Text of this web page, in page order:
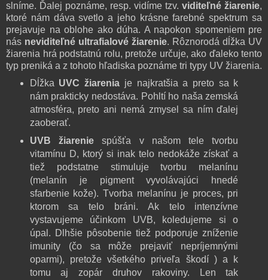
slníme. Ďalej poznáme, resp. vidíme tzv. viditeľné žiarenie,
ktoré nám dáva svetlo a jeho krásne farebné spektrum sa
prejavuje na oblohe ako dúha. A napokon spomeniem pre
nás neviditeľné ultrafialové žiarenie. Rôznorodá dĺžka UV
žiarenia hrá podstatnú rolu, pretože určuje, ako ďaleko tento
typ preniká a z tohoto hľadiska poznáme tri typy UV žiarenia.
Dĺžka UVC žiarenia je najkratšia a preto sa k
nám prakticky nedostáva. Pohltí ho naša zemská
atmosféra, preto ani nemá zmysel sa ním ďalej
zaoberať.
UVB žiareniespúšťa v našom tele tvorbu
vitamínu D, ktorý si inak telo nedokáže získať a
tiež podstatne stimuluje tvorbu melanínu
(melanín je pigment vyvolávajúci hnedé
sfarbenie kože). Tvorba melanínu je proces, pri
ktorom sa telo bráni. Ak telo intenzívne
vystavujeme účinkom UVB, koledujeme si o
úpal. Dlhšie pôsobenie tiež podporuje zníženie
imunity (čo sa môže prejaviť nepríjemnými
oparmi), pretože všetkého priveľa škodí ) a k
tomu aj zopár druhov rakoviny. Len tak